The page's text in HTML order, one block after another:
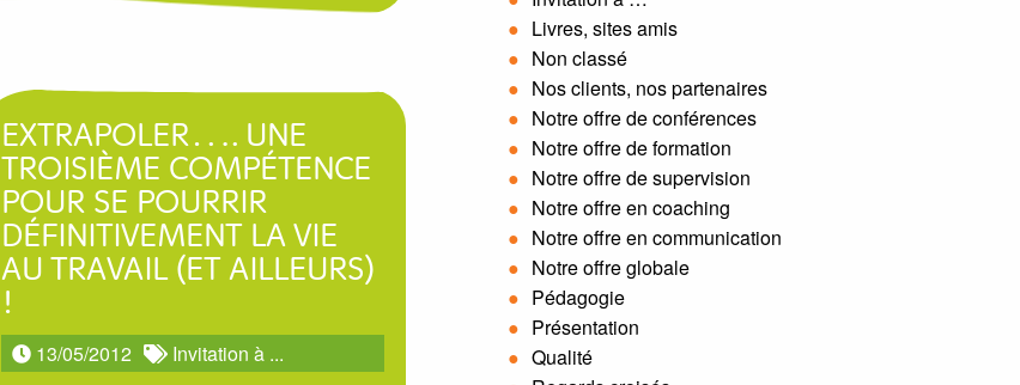
EXTRAPOLER…. UNE
TROISIÈME COMPÉTENCE
POUR SE POURRIR
DÉFINITIVEMENT LA VIE
AU TRAVAIL (ET AILLEURS)
!
13/05/2012
Invitation à ...
Livres, sites amis
Non classé
Nos clients, nos partenaires
Notre offre de conférences
Notre offre de formation
Notre offre de supervision
Notre offre en coaching
Notre offre en communication
Notre offre globale
Pédagogie
Présentation
Qualité